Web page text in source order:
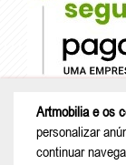
© Copyright 2026
Treml, 343 casa
Artmobilia e os
personalizar
continuar